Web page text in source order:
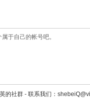
于自己的帐号吧。
的社群 - 联系我们：